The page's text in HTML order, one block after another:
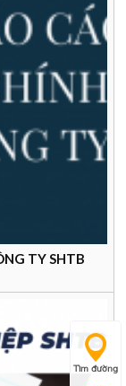
TY SHTB
Tìm đường